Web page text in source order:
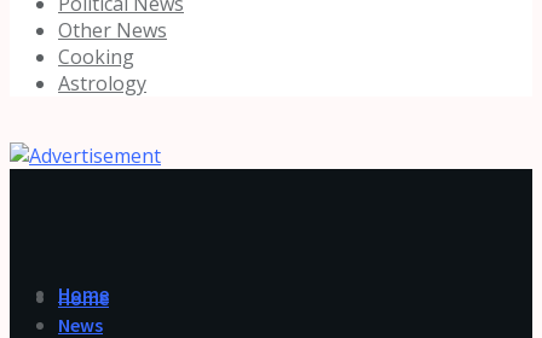
Other News
Cooking
Astrology
Home
Home
News